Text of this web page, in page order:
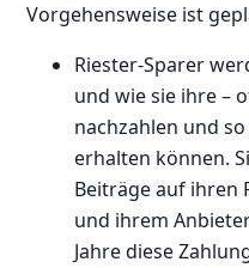
Vorgehensweise ist
Riester-Sparer
und wie sie ihre –
nachzahlen und
erhalten können.
Beiträge auf ihren
und ihrem
Jahre diese